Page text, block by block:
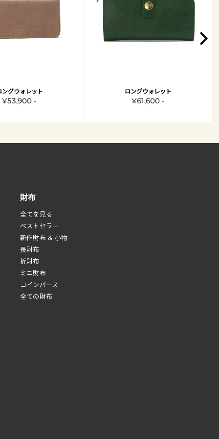
ングウォレット
¥53,900 -
ロングウォレット
¥61,600 -
財布
全てを見る
べストセラー
新作財布 & 小物
長財布
折財布
ミニ財布
コインパース
全ての財布